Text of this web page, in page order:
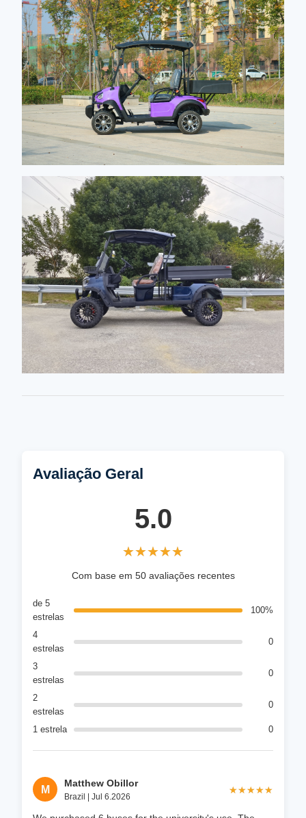
Avaliação Geral
5.0
★★★★★
★★★★★
Com base em 50 avaliações recentes
de 5
estrelas
100%
4
estrelas
0
3
estrelas
0
2
estrelas
0
1 estrela 0
M
Matthew Obillor
Brazil | Jul 6.2026
★★★★★
★★★★★